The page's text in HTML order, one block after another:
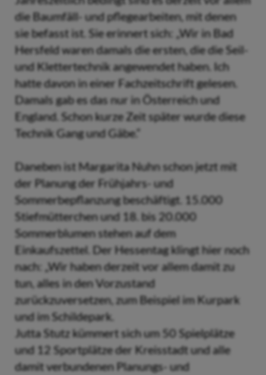
die Baumfäll- und pflegearbeiten, mit denen
sie befasst ist. Sie erinnert sich: „Wir in Bad
Hersfeld waren damals die ersten, die die Seil-
und Klettertechnik angewendet haben. Ich
hatte davon in einer Fachzeitschrift gelesen.
Damals gab es das nur in Österreich und
England. Schon kurze Zeit später wurde diese
Technik Gang und Gäbe.“
Daneben ist Margarita Nuhn schon jetzt mit
der Planung der Frühjahrs- und
Sommerbepflanzung beschäftigt. 15.000
Stiefmütterchen und 18. bis 20.000
Sommerblumen stehen auf dem
Einkaufszettel. Der Hessentag klingt hier noch
nach: „Wir haben derzeit vor allem damit zu
tun, alles in den Vorzustand
zurückzuversetzen, zum Beispiel im Kurpark
und im Schildepark.
Jutta Stutz kümmert sich um 50 Spielplätze
und 12 Sportplätze der Kreisstadt und alle
damit verbundenen Planungs- und